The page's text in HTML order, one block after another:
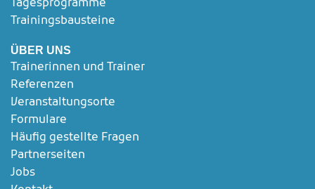
Tagesprogramme
Trainingsbausteine
ÜBER UNS
Trainerinnen und Trainer
Referenzen
Veranstaltungsorte
Formulare
Häufig gestellte Fragen
Partnerseiten
Jobs